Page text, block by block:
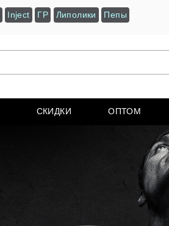
Inject ГР Липолики Пепы
СКИДКИ ОПТОМ